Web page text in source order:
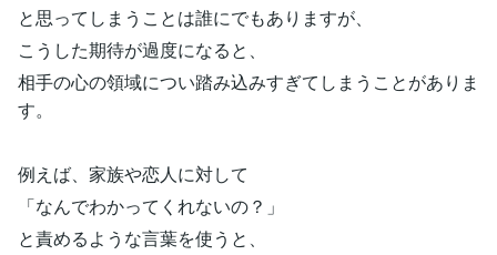
と思ってしまうことは誰にでもありますが、
こうした期待が過度になると、
相手の心の領域につい踏み込みすぎてしまうことがありま
す。
例えば、家族や恋人に対して
「なんでわかってくれないの？」
と責めるような言葉を使うと、